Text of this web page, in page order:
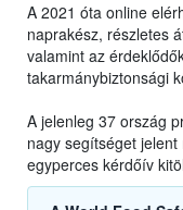
A 2021 óta online
naprakész, részletes
valamint az
takarmánybiztonsági
A jelenleg 37 ország
nagy segítséget
egyperces kérdőív